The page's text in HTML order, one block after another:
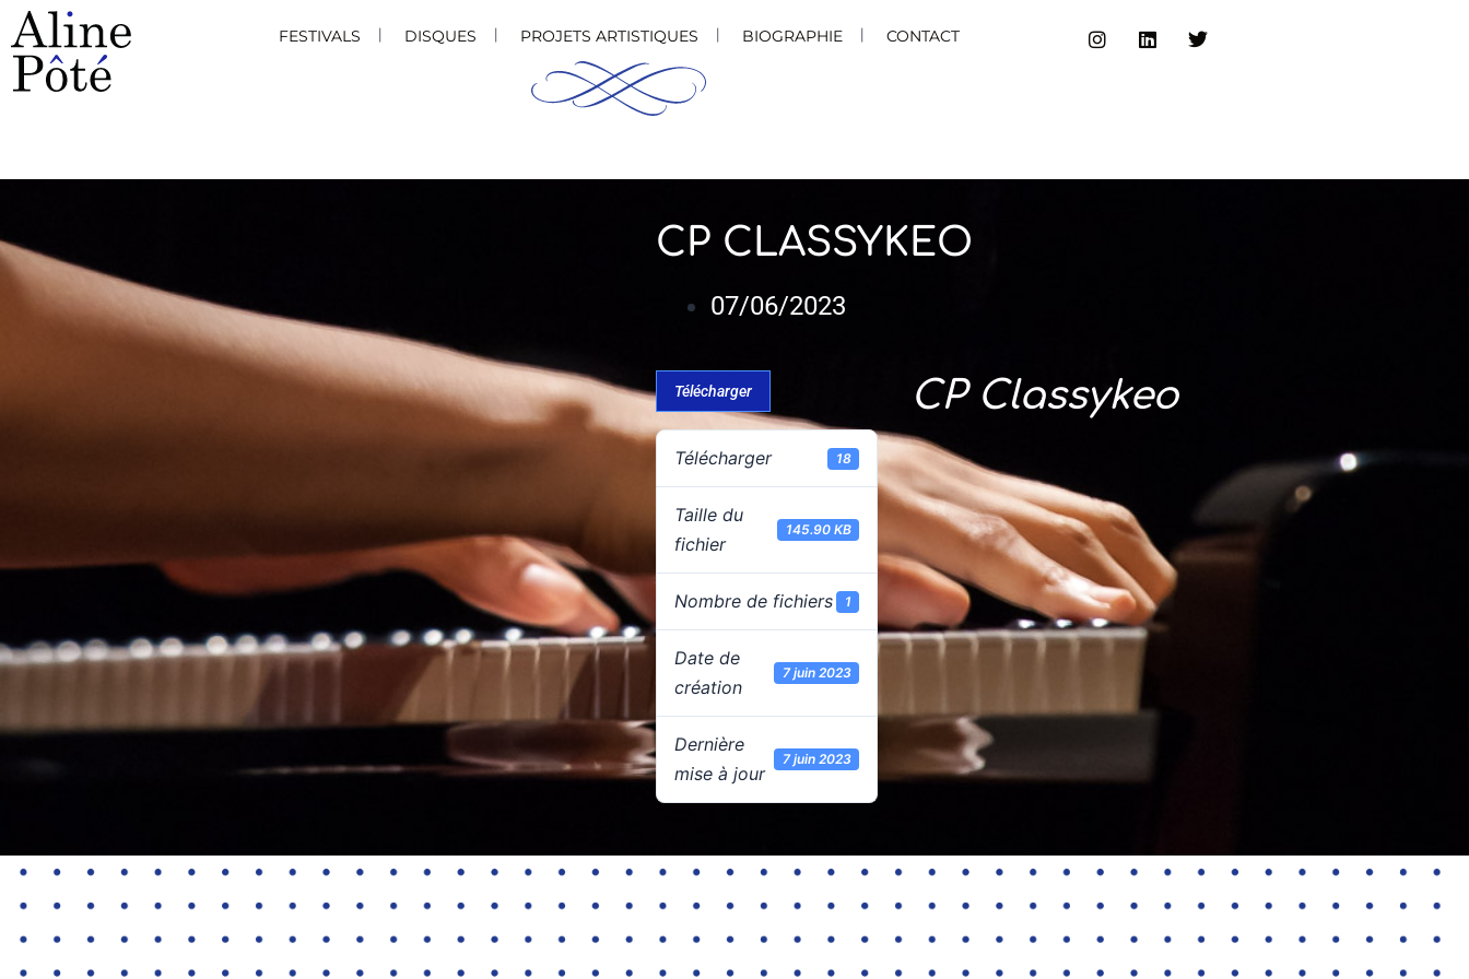
FESTIVALS DISQUES PROJETS ARTISTIQUES BIOGRAPHIE CONTACT
CP CLASSYKEO
07/06/2023
Télécharger
Télécharger 18
Taille du
fichier
145.90 KB
Nombre de fichiers 1
Date de
création
7 juin 2023
Dernière
mise à jour
7 juin 2023
CP Classykeo